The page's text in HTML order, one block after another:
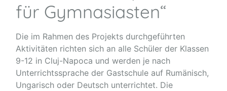
für Gymnasiasten“
Die im Rahmen des Projekts durchgeführten
Aktivitäten richten sich an alle Schüler der Klassen
9-12 in Cluj-Napoca und werden je nach
Unterrichtssprache der Gastschule auf Rumänisch,
Ungarisch oder Deutsch unterrichtet. Die